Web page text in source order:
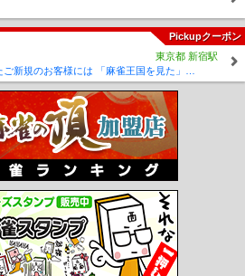
Pickupクーポン
東京都 新宿駅